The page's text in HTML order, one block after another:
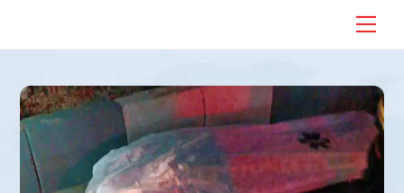
Skip
Menu